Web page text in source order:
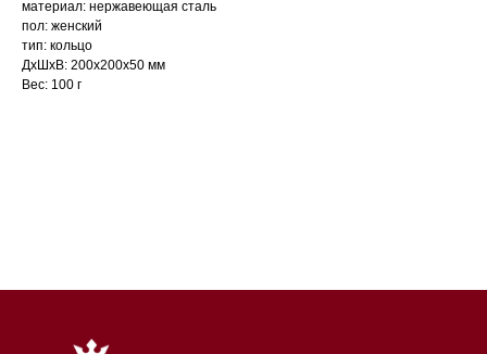
материал: нержавеющая сталь
пол: женский
тип: кольцо
ДxШxВ: 200x200x50 мм
Вес: 100 г